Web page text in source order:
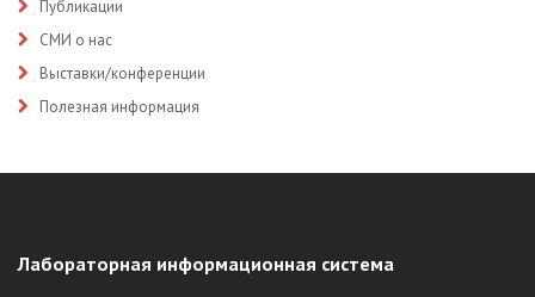
Публикации
СМИ о нас
Выставки/конференции
Полезная информация
Лабораторная информационная система